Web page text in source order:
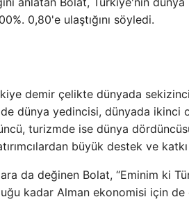
0,80'e ulaştığını söyledi.
demir çelikte dünyada
dünya yedincisi, dünyada ikinci
turizmde ise dünya
büyük destek ve katkı
da değinen Bolat, “Eminim ki
kadar Alman ekonomisi için de